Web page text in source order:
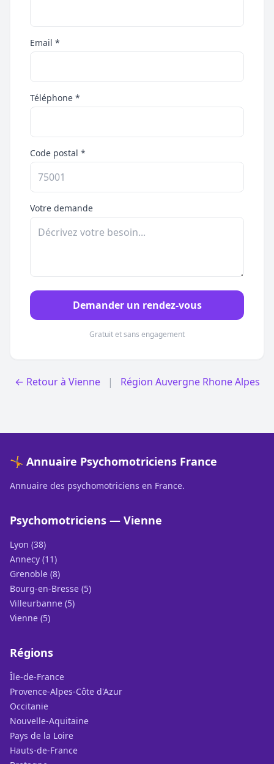
Email *
Téléphone *
Code postal *
Votre demande
Demander un rendez-vous
Gratuit et sans engagement
← Retour à Vienne | Région Auvergne Rhone Alpes
🤸 Annuaire Psychomotriciens France
Annuaire des psychomotriciens en France.
Psychomotriciens — Vienne
Lyon (38)
Annecy (11)
Grenoble (8)
Bourg-en-Bresse (5)
Villeurbanne (5)
Vienne (5)
Régions
Île-de-France
Provence-Alpes-Côte d'Azur
Occitanie
Nouvelle-Aquitaine
Pays de la Loire
Hauts-de-France